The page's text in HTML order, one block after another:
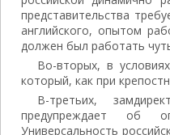
представительства
английского, опытом
должен был работать
Во-вторых, в
который, как при
В-третьих,
предупреждает об
Универсальность